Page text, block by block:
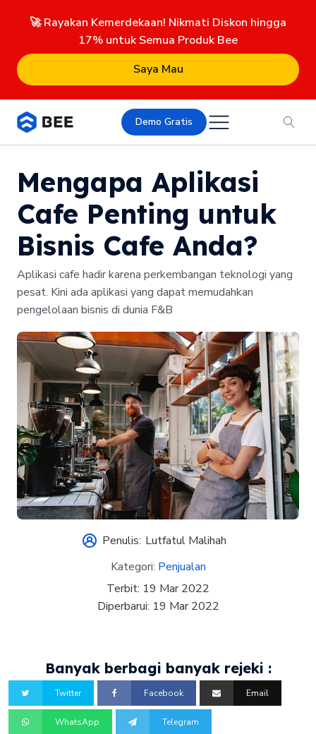
🚀 Rayakan Kemerdekaan! Nikmati Diskon hingga
17% untuk Semua Produk Bee
Saya Mau
Demo Gratis
Mengapa Aplikasi
Cafe Penting untuk
Bisnis Cafe Anda?
Aplikasi cafe hadir karena perkembangan teknologi yang
pesat. Kini ada aplikasi yang dapat memudahkan
pengelolaan bisnis di dunia F&B
Penulis: Lutfatul Malihah
Kategori: Penjualan
Terbit: 19 Mar 2022
Diperbarui: 19 Mar 2022
Banyak berbagi banyak rejeki :
Twitter Facebook Email
WhatsApp Telegram